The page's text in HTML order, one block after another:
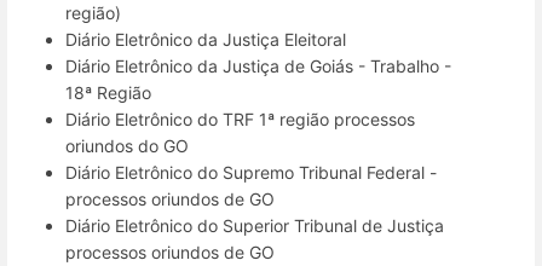
região)
Diário Eletrônico da Justiça Eleitoral
Diário Eletrônico da Justiça de Goiás - Trabalho -
18ª Região
Diário Eletrônico do TRF 1ª região processos
oriundos do GO
Diário Eletrônico do Supremo Tribunal Federal -
processos oriundos de GO
Diário Eletrônico do Superior Tribunal de Justiça
processos oriundos de GO